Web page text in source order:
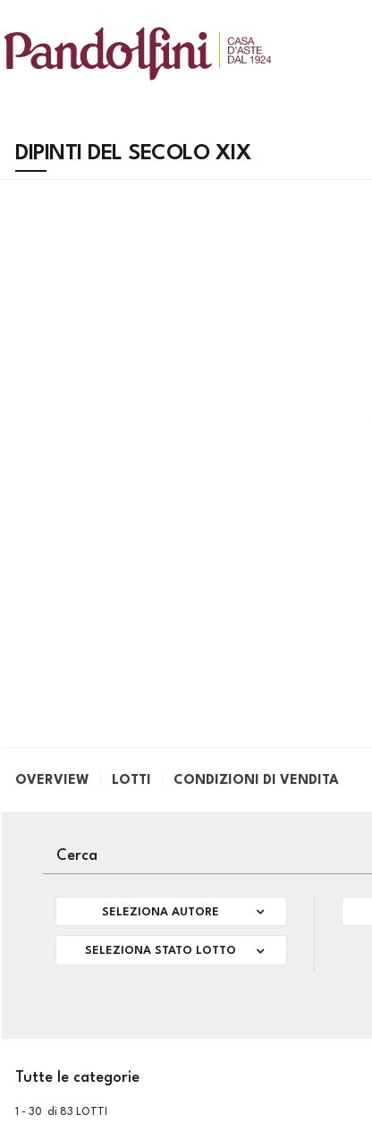
DIPINTI DEL SECOLO XIX
OVERVIEW LOTTI CONDIZIONI DI VENDITA
SELEZIONA AUTORE
SELEZIONA STATO LOTTO
Tutte le categorie
1 - 30 di 83 LOTTI